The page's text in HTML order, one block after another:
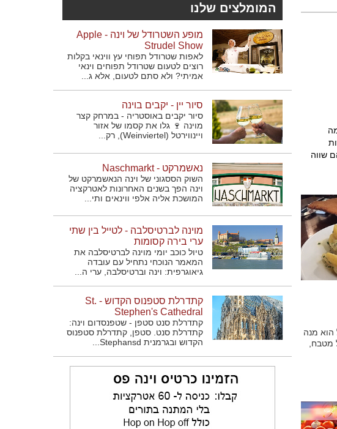
שווה
הוא מנה
מטבח,
המומלצים שלנו
מופע השטרודל של וינה - Apple
Strudel Show
לאפות שטרודל תפוחי עץ ווינאי בקלות
רוצים לטעום שטרודל תפוחים וינאי
אמיתי? ולא סתם לטעום, אלא ג...
סיור יין - יקבים בוינה
סיור יקבים באוסטריה - במרחק קצר
מוינה 🍷 גלו את קסמו של אזור
ויינווירטל (Weinviertel), רק...
נאשמרקט - Naschmarkt
השוק הססגוני של וינה הנאשמרקט של
וינה הפך בשנים האחרונות לאטרקציה
המושכת אליה אלפי ווינאים ותי...
מוינה לברטיסלבה - לטייל בין שתי
ערי בירה קסומות
טיול כוכב יומי מוינה לברטיסלבה את
המאמר הנוכחי נתחיל עם עובדה
גיאוגרפית: וינה וברטיסלבה, ערי ה...
קתדרלת סטפנוס הקדוש - St.
Stephen's Cathedral
קתדרלת סנט סטפן - שטפנסדום וינה:
קתדרלת סנט. סטפן, קתדרלת סטפנוס
הקדוש ובגרמנית Stephansd...